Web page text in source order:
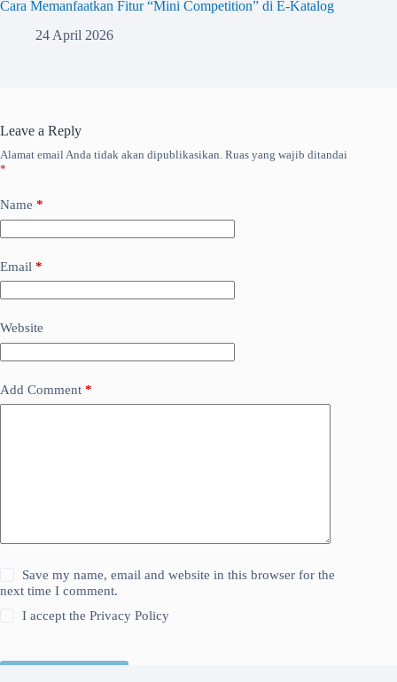
Cara Memanfaatkan Fitur “Mini Competition” di E-Katalog
24 April 2026
Leave a Reply
Alamat email Anda tidak akan dipublikasikan. Ruas yang wajib ditandai
*
Name *
Email *
Website
Add Comment *
Save my name, email and website in this browser for the
next time I comment.
I accept thePrivacy Policy